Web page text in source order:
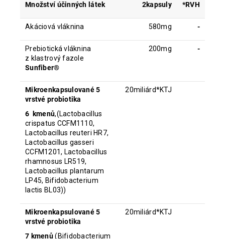
Množství účinných látek 2kapsuly *RVH
Akáciová vláknina 580mg -
Prebiotická vláknina
z klastrový fazole
Sunfiber®
200mg -
Mikroenkapsulované 5
vrstvé probiotika
6 kmenů,(Lactobacillus
crispatus CCFM1110,
Lactobacillus reuteri HR7,
Lactobacillus gasseri
CCFM1201, Lactobacillus
rhamnosus LR519,
Lactobacillus plantarum
LP45, Bifidobacterium
lactis BL03))
20miliárd*KTJ
Mikroenkapsulované 5
vrstvé probiotika
7 kmenů(Bifidobacterium
20miliárd*KTJ